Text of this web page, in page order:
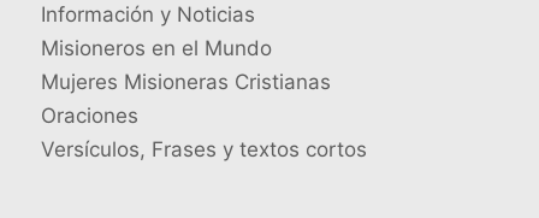
Información y Noticias
Misioneros en el Mundo
Mujeres Misioneras Cristianas
Oraciones
Versículos, Frases y textos cortos